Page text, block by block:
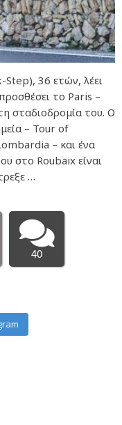
36 ετών, λέει
το Paris –
σταδιοδρομία του. Ο
– Tour of
– και ένα
στο Roubaix είναι
…
40